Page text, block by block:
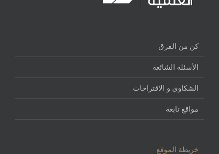
كن من الفرق
الأسئلة الشائعة
الشكاوى و الاقتراحات
مواقع تابعة
خريطة الموقع